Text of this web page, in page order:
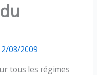
08/2009
tous les régimes